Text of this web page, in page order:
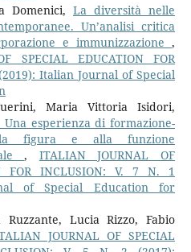
Domenici,La diversità nelle
Un’analisi critica
e immunizzazione,
SPECIAL EDUCATION FOR
Italian Journal of Special
Maria Vittoria Isidori,
Una esperienza di formazione-
figura e alla funzione
, ITALIAN JOURNAL OF
FOR INCLUSION: V. 7 N. 1
of Special Education for
Lucia Rizzo, Fabio
JOURNAL OF SPECIAL